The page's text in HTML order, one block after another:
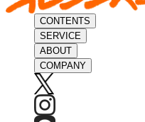
CONTENTS
SERVICE
ABOUT
COMPANY